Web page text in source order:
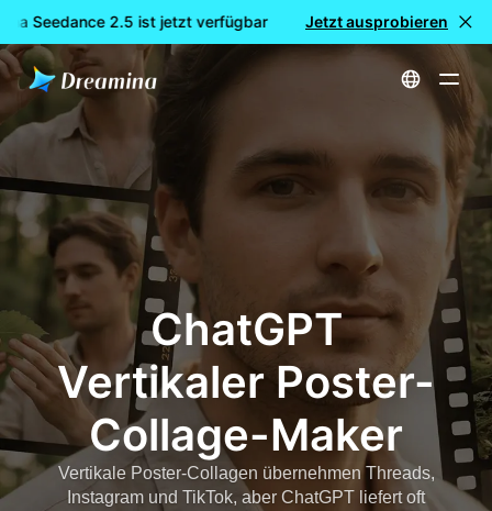
Seedance 2.5 ist jetzt verfügbar 🎉 Neues Modell LIVE:
Jetzt ausprobieren
Startseite erstellen ChatGPT Vertikaler Poster-Collage-Maker
ChatGPT
Vertikaler Poster-
Collage-Maker
Vertikale Poster-Collagen übernehmen Threads,
Instagram und TikTok, aber ChatGPT liefert oft